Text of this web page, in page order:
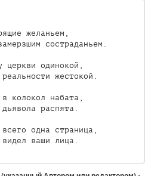
желаньем,
состраданьем.
церкви одинокой,
жестокой.
колокол набата,
распята.
одна страница,